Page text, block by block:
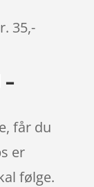
35,-
får du
er
følge.